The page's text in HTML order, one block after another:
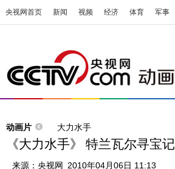
央视网首页 新闻 视频 经济 体育 军事
动画片 大力水手
《大力水手》 特兰瓦尔寻宝记
来源： 央视网 2010年04月06日 11:13